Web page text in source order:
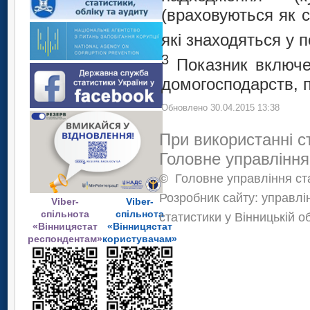
Viber-
спільнота
«Вінницястат
респондентам»
Viber-
спільнота
«Вінницястат
користувачам»
(враховуються як
які знаходяться у
3 Показник
домогосподарств,
Обновлено 30.04.2015 13:38
При використанні
Головне
© Головне управління
Розробник сайту:
статистики у Вінницькій